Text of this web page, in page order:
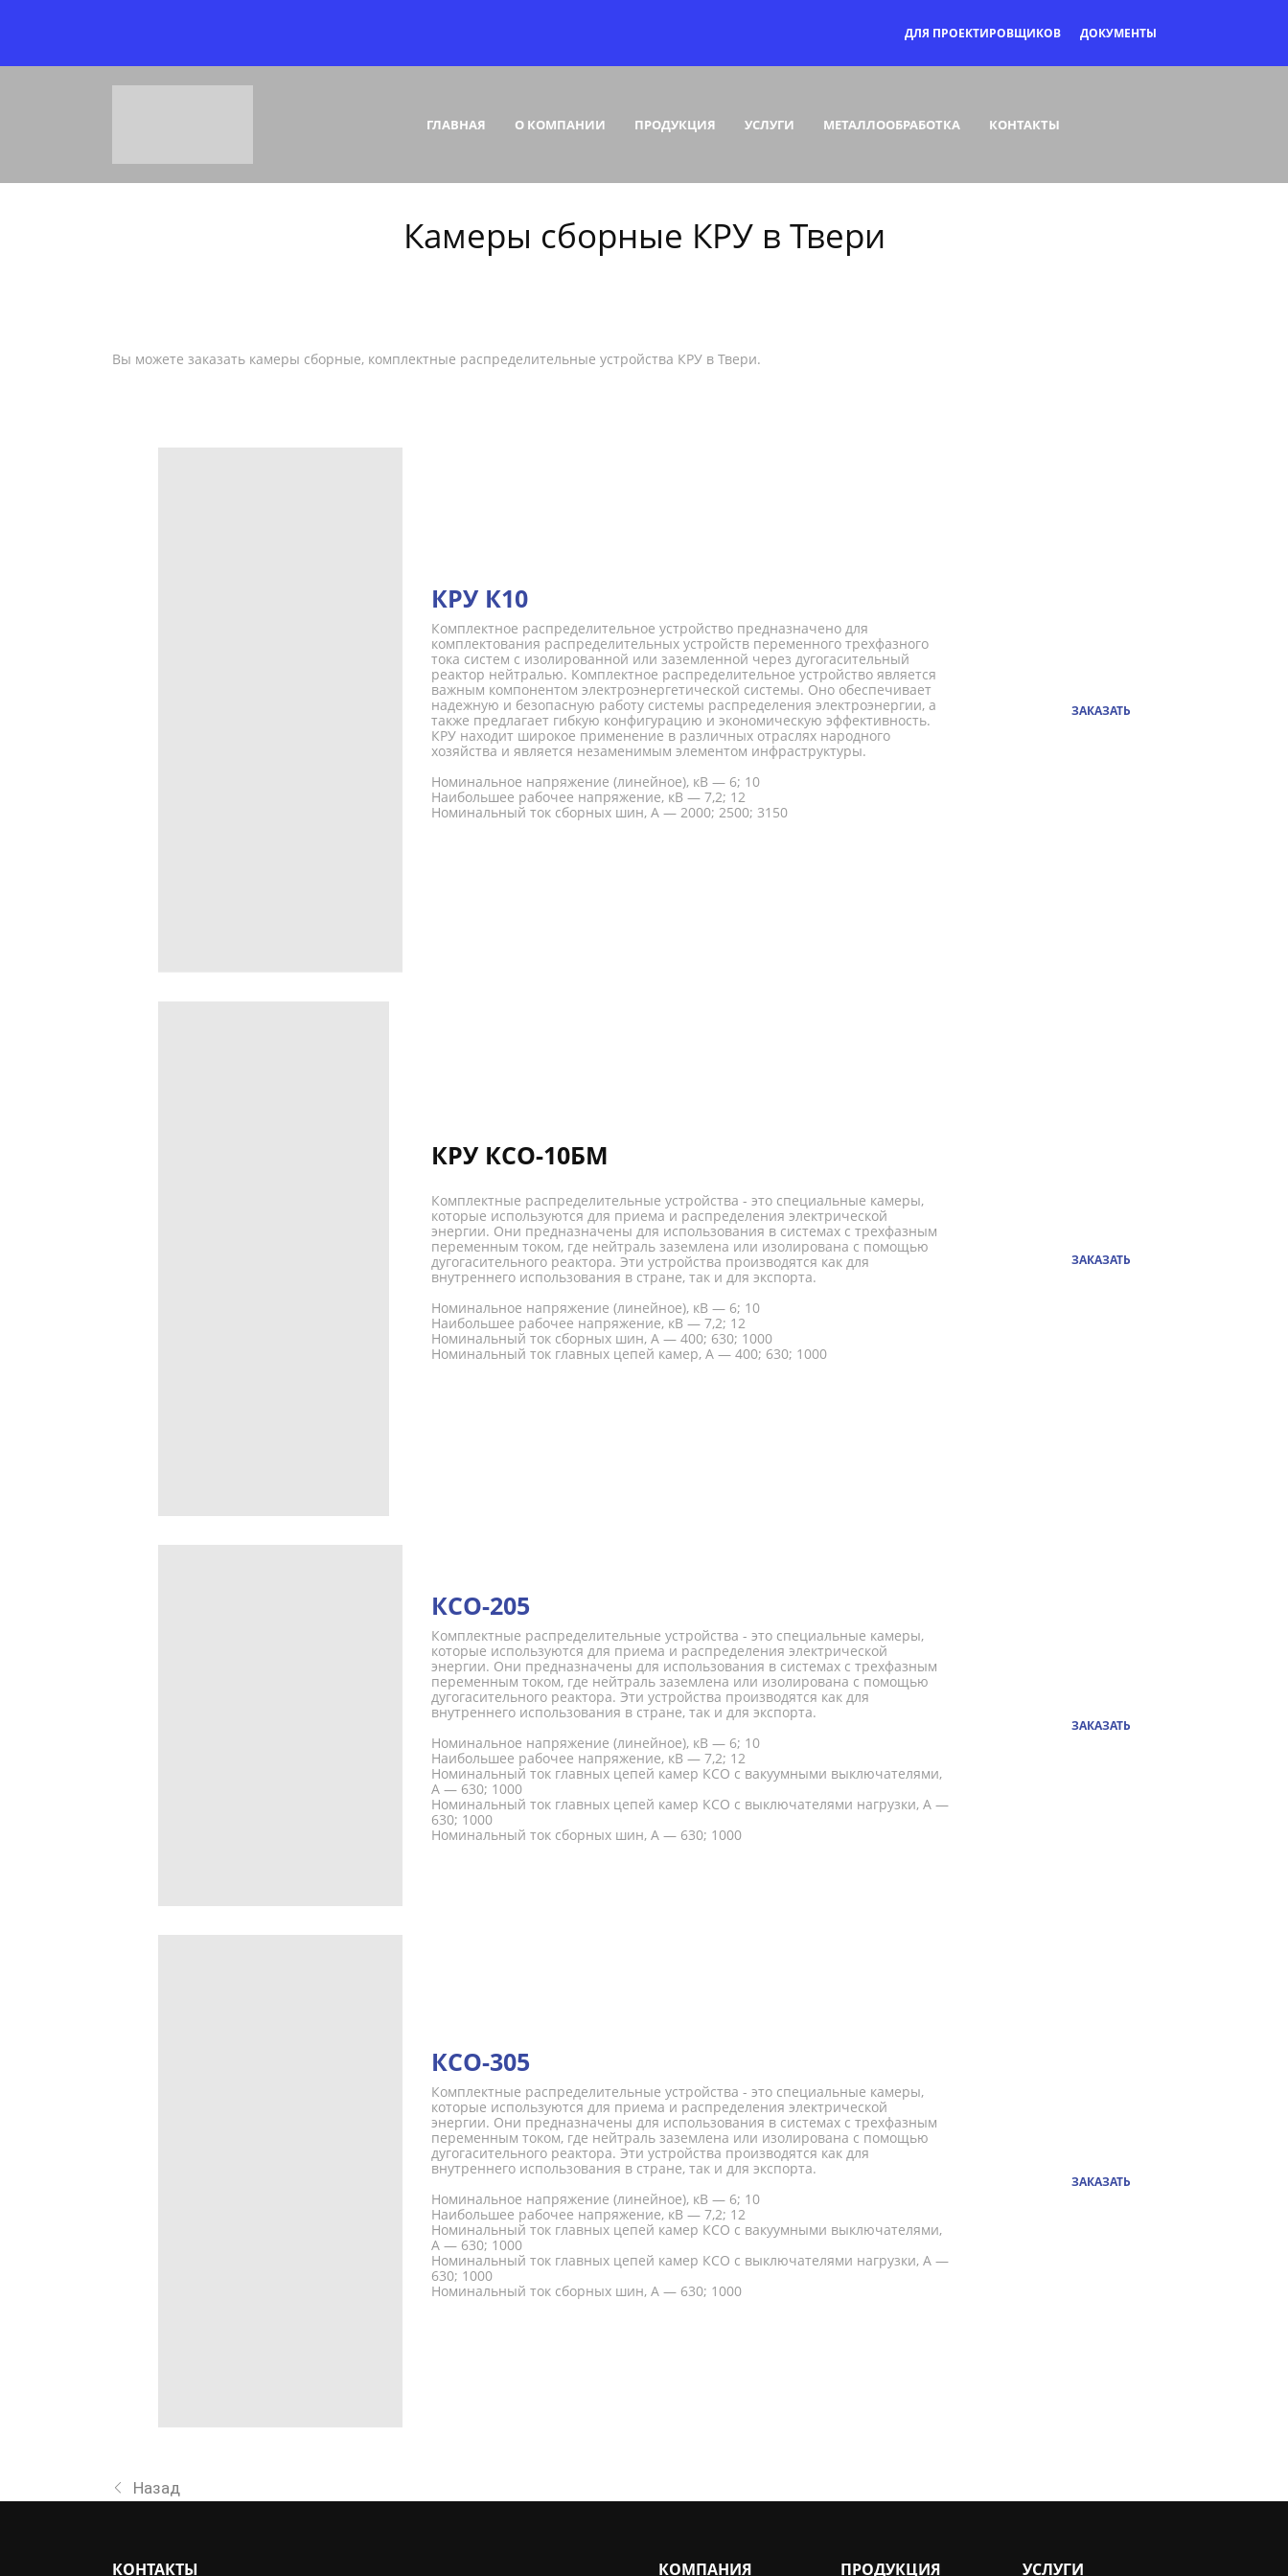
ДЛЯ ПРОЕКТИРОВЩИКОВ ДОКУМЕНТЫ
ГЛАВНАЯ О КОМПАНИИ ПРОДУКЦИЯ УСЛУГИ МЕТАЛЛООБРАБОТКА КОНТАКТЫ
Камеры сборные КРУ в Твери
Вы можете заказать камеры сборные, комплектные распределительные устройства КРУ в Твери.
КРУ К10
Комплектное распределительное устройство предназначено для
комплектования распределительных устройств переменного трехфазного
тока систем с изолированной или заземленной через дугогасительный
реактор нейтралью. Комплектное распределительное устройство является
важным компонентом электроэнергетической системы. Оно обеспечивает
надежную и безопасную работу системы распределения электроэнергии, а
также предлагает гибкую конфигурацию и экономическую эффективность.
КРУ находит широкое применение в различных отраслях народного
хозяйства и является незаменимым элементом инфраструктуры.
Номинальное напряжение (линейное), кВ — 6; 10
Наибольшее рабочее напряжение, кВ — 7,2; 12
Номинальный ток сборных шин, А — 2000; 2500; 3150
ЗАКАЗАТЬ
КРУ КСО-10БМ
Комплектные распределительные устройства - это специальные камеры,
которые используются для приема и распределения электрической
энергии. Они предназначены для использования в системах с трехфазным
переменным током, где нейтраль заземлена или изолирована с помощью
дугогасительного реактора. Эти устройства производятся как для
внутреннего использования в стране, так и для экспорта.
Номинальное напряжение (линейное), кВ — 6; 10
Наибольшее рабочее напряжение, кВ — 7,2; 12
Номинальный ток сборных шин, А — 400; 630; 1000
Номинальный ток главных цепей камер, А — 400; 630; 1000
ЗАКАЗАТЬ
КСО-205
Комплектные распределительные устройства - это специальные камеры,
которые используются для приема и распределения электрической
энергии. Они предназначены для использования в системах с трехфазным
переменным током, где нейтраль заземлена или изолирована с помощью
дугогасительного реактора. Эти устройства производятся как для
внутреннего использования в стране, так и для экспорта.
Номинальное напряжение (линейное), кВ — 6; 10
Наибольшее рабочее напряжение, кВ — 7,2; 12
Номинальный ток главных цепей камер КСО с вакуумными выключателями,
А — 630; 1000
Номинальный ток главных цепей камер КСО с выключателями нагрузки, А —
630; 1000
Номинальный ток сборных шин, А — 630; 1000
ЗАКАЗАТЬ
КСО-305
Комплектные распределительные устройства - это специальные камеры,
которые используются для приема и распределения электрической
энергии. Они предназначены для использования в системах с трехфазным
переменным током, где нейтраль заземлена или изолирована с помощью
дугогасительного реактора. Эти устройства производятся как для
внутреннего использования в стране, так и для экспорта.
Номинальное напряжение (линейное), кВ — 6; 10
Наибольшее рабочее напряжение, кВ — 7,2; 12
Номинальный ток главных цепей камер КСО с вакуумными выключателями,
А — 630; 1000
Номинальный ток главных цепей камер КСО с выключателями нагрузки, А —
630; 1000
Номинальный ток сборных шин, А — 630; 1000
ЗАКАЗАТЬ
Назад
КОНТАКТЫ КОМПАНИЯ ПРОДУКЦИЯ УСЛУГИ